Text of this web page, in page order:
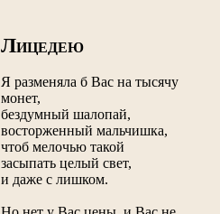
ЛИЦЕДЕЮ
Я разменяла б Вас на тысячу
монет,
бездумный шалопай,
восторженный мальчишка,
чтоб мелочью такой
засыпать целый свет,
и даже с лишком.